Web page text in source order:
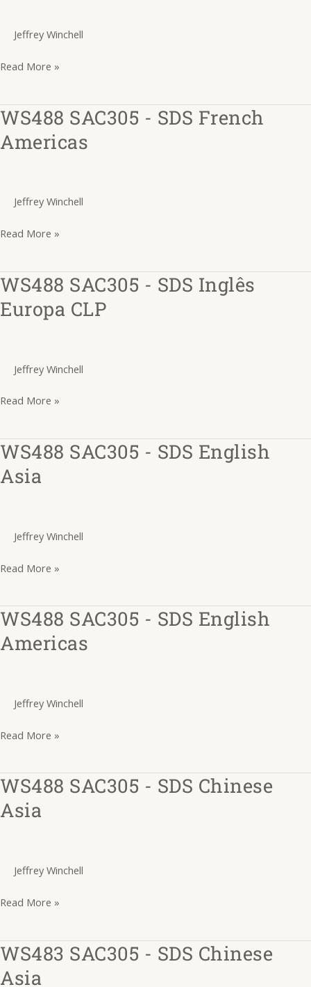
Jeffrey Winchell
Europe
Read More »
WS488 SAC305 - SDS French
Americas
Jeffrey Winchell
WS488
SAC305
-
Americas
Read More »
WS488 SAC305 - SDS Inglês
Europa CLP
Jeffrey Winchell
WS488
SAC305
-
Europa
Read More »
WS488 SAC305 - SDS English
Asia
Jeffrey Winchell
WS488
SAC305
-
Asia
Read More »
WS488 SAC305 - SDS English
Americas
Jeffrey Winchell
WS488
SAC305
-
Americas
Read More »
WS488 SAC305 - SDS Chinese
Asia
Jeffrey Winchell
WS488
SAC305
-
Asia
Read More »
WS483 SAC305 - SDS Chinese
Asia
WS483
SAC305